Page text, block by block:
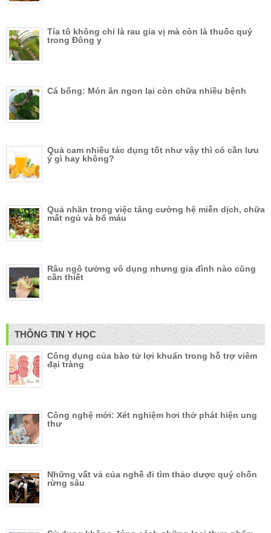
Tía tô không chỉ là rau gia vị mà còn là thuốc quý
trong Đông y
Cá bống: Món ăn ngon lại còn chữa nhiều bệnh
Quả cam nhiều tác dụng tốt như vậy thì có cần lưu
ý gì hay không?
Quả nhãn trong việc tăng cường hệ miễn dịch, chữa
mất ngủ và bổ máu
Râu ngô tưởng vô dụng nhưng gia đình nào cũng
cần thiết
THÔNG TIN Y HỌC
Công dụng của bào tử lợi khuẩn trong hỗ trợ viêm
đại tràng
Công nghệ mới: Xét nghiệm hơi thở phát hiện ung
thư
Những vất vả của nghề đi tìm thảo dược quý chốn
rừng sâu